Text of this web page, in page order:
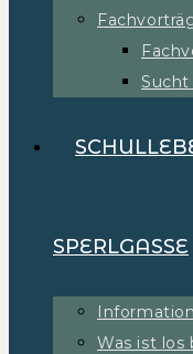
SPERLGASSE
Was ist los